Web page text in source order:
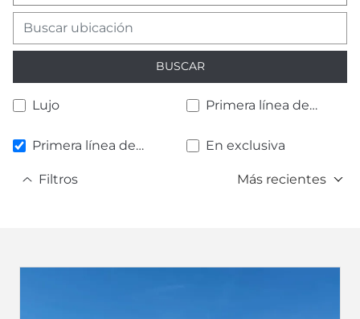
BUSCAR
Lujo
Primera línea de
Primera línea de
En exclusiva
Filtros Más recientes